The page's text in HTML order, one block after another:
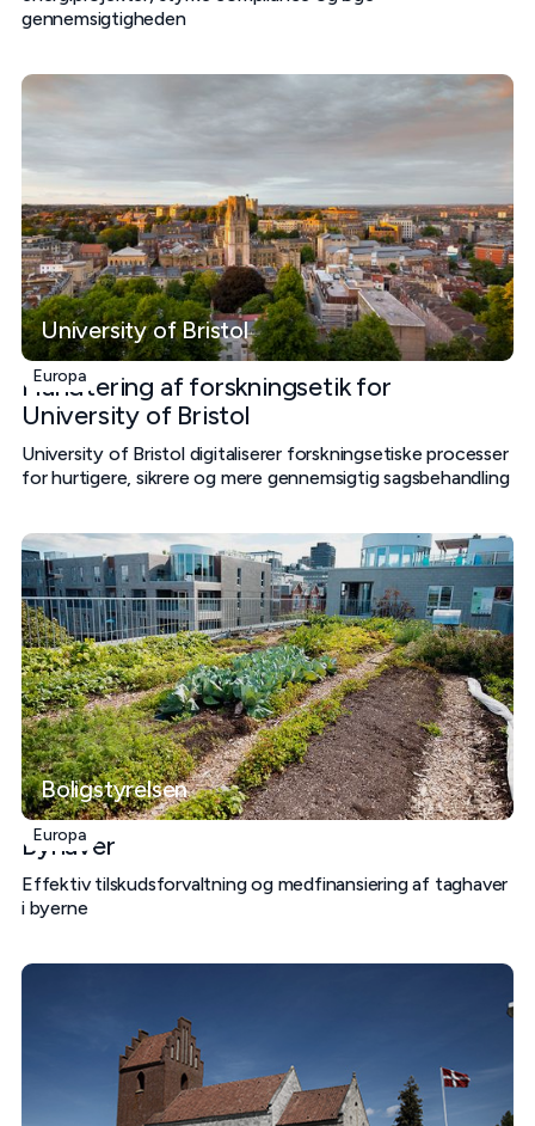
gennemsigtigheden
University of Bristol
Europa
Håndtering af forskningsetik for
University of Bristol
University of Bristol digitaliserer forskningsetiske processer
for hurtigere, sikrere og mere gennemsigtig sagsbehandling
Boligstyrelsen
Europa
Byhaver
Effektiv tilskudsforvaltning og medfinansiering af taghaver
i byerne